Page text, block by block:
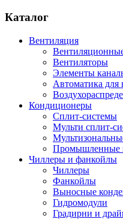
Каталог
Вентиляция
Вентиляторы
Элементы
Автоматика для
Кондиционеры
Сплит-системы
Мульти сплит-
Промышленные
Чиллеры и фанкойлы
Чиллеры
Фанкойлы
Выносные
Гидромодули
Градирни и